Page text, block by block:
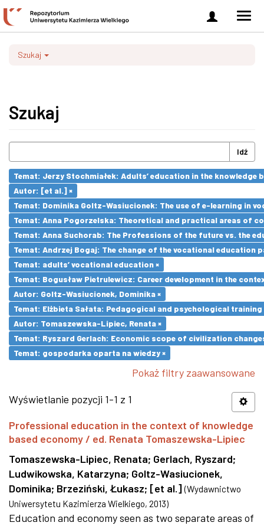
Zaloguj
się
Szukaj
Szukaj
Idź
Temat: Jerzy Stochmiałek: Adults’ education in the knowledge
Autor: [et al.] ×
Temat: Dominika Goltz-Wasiucionek: The use of e-learning in
Temat: Anna Pogorzelska: Theoretical and practical areas of
Temat: Anna Suchorab: The Professions of the future vs. the
Temat: Andrzej Bogaj: The change of the vocational education
Temat: adults’ vocational education ×
Temat: Bogusław Pietrulewicz: Career development in the
Autor: Goltz-Wasiucionek, Dominika ×
Temat: Elżbieta Sałata: Pedagogical and psychological
Autor: Tomaszewska-Lipiec, Renata ×
Temat: Ryszard Gerlach: Economic scope of civilization
Temat: gospodarka oparta na wiedzy ×
Pokaż filtry zaawansowane
Wyświetlanie pozycji 1-1 z 1
Professional education in the context of knowledge
based economy / ed. Renata Tomaszewska-Lipiec
Tomaszewska-Lipiec, Renata; Gerlach, Ryszard;
Ludwikowska, Katarzyna; Goltz-Wasiucionek,
Dominika; Brzeziński, Łukasz; [et al.] (Wydawnictwo
Uniwersytetu Kazimierza Wielkiego, 2013)
Education and economy seen as two separate areas of